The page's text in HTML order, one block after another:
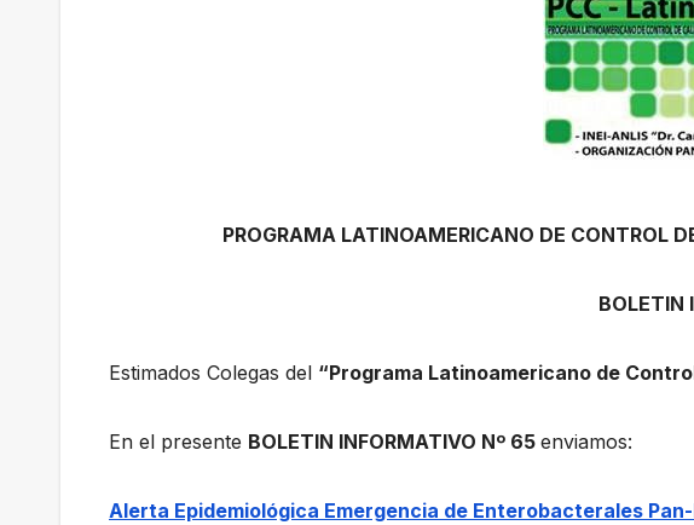
PROGRAMA LATINOAMERICANO DE CONTROL
BOLETIN
Estimados Colegas del “Programa Latinoamericano de
En el presente BOLETIN INFORMATIVO Nº 65 enviamos:
Alerta Epidemiológica Emergencia de Enterobacterales